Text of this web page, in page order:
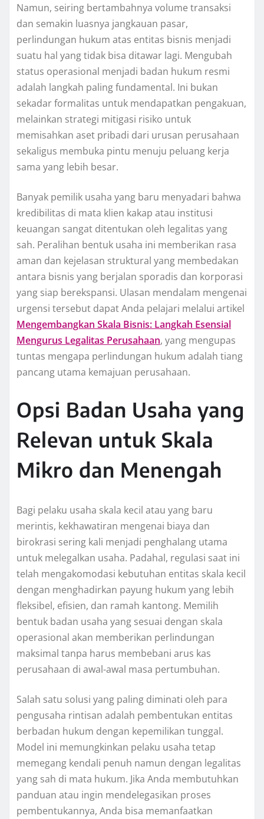
Namun, seiring bertambahnya volume transaksi
dan semakin luasnya jangkauan pasar,
perlindungan hukum atas entitas bisnis menjadi
suatu hal yang tidak bisa ditawar lagi. Mengubah
status operasional menjadi badan hukum resmi
adalah langkah paling fundamental. Ini bukan
sekadar formalitas untuk mendapatkan pengakuan,
melainkan strategi mitigasi risiko untuk
memisahkan aset pribadi dari urusan perusahaan
sekaligus membuka pintu menuju peluang kerja
sama yang lebih besar.
Banyak pemilik usaha yang baru menyadari bahwa
kredibilitas di mata klien kakap atau institusi
keuangan sangat ditentukan oleh legalitas yang
sah. Peralihan bentuk usaha ini memberikan rasa
aman dan kejelasan struktural yang membedakan
antara bisnis yang berjalan sporadis dan korporasi
yang siap berekspansi. Ulasan mendalam mengenai
urgensi tersebut dapat Anda pelajari melalui artikel
Mengembangkan Skala Bisnis: Langkah Esensial
Mengurus Legalitas Perusahaan, yang mengupas
tuntas mengapa perlindungan hukum adalah tiang
pancang utama kemajuan perusahaan.
Opsi Badan Usaha yang
Relevan untuk Skala
Mikro dan Menengah
Bagi pelaku usaha skala kecil atau yang baru
merintis, kekhawatiran mengenai biaya dan
birokrasi sering kali menjadi penghalang utama
untuk melegalkan usaha. Padahal, regulasi saat ini
telah mengakomodasi kebutuhan entitas skala kecil
dengan menghadirkan payung hukum yang lebih
fleksibel, efisien, dan ramah kantong. Memilih
bentuk badan usaha yang sesuai dengan skala
operasional akan memberikan perlindungan
maksimal tanpa harus membebani arus kas
perusahaan di awal-awal masa pertumbuhan.
Salah satu solusi yang paling diminati oleh para
pengusaha rintisan adalah pembentukan entitas
berbadan hukum dengan kepemilikan tunggal.
Model ini memungkinkan pelaku usaha tetap
memegang kendali penuh namun dengan legalitas
yang sah di mata hukum. Jika Anda membutuhkan
panduan atau ingin mendelegasikan proses
pembentukannya, Anda bisa memanfaatkan